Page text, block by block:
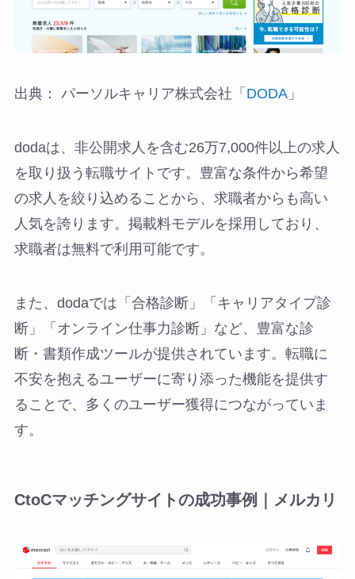
出典： パーソルキャリア株式会社「 DODA」
dodaは、非公開求人を含む26万7,000件以上の求人
を取り扱う転職サイトです。豊富な条件から希望
の求人を絞り込めることから、求職者からも高い
人気を誇ります。掲載料モデルを採用しており、
求職者は無料で利用可能です。
また、dodaでは「合格診断」「キャリアタイプ診
断」「オンライン仕事力診断」など、豊富な診
断・書類作成ツールが提供されています。転職に
不安を抱えるユーザーに寄り添った機能を提供す
ることで、多くのユーザー獲得につながっていま
す。
CtoCマッチングサイトの成功事例｜メルカリ